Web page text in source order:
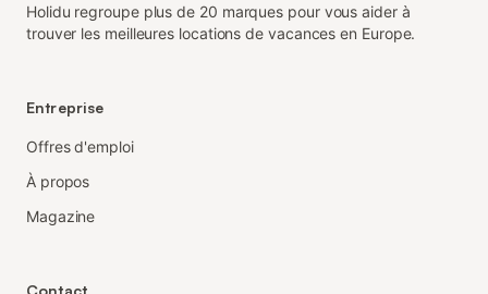
Holidu regroupe plus de 20 marques pour vous aider à
trouver les meilleures locations de vacances en Europe.
Entreprise
Offres d'emploi
À propos
Magazine
Contact